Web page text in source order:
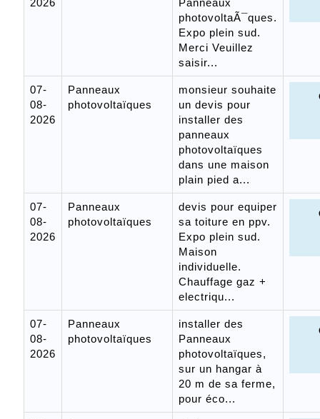
2026
Panneaux
photovoltaÃ¯ques.
Expo plein sud.
Merci Veuillez
saisir...
07-
08-
2026
Panneaux
photovoltaïques
monsieur souhaite
un devis pour
installer des
panneaux
photovoltaïques
dans une maison
plain pied a...
07-
08-
2026
Panneaux
photovoltaïques
devis pour equiper
sa toiture en ppv.
Expo plein sud.
Maison
individuelle.
Chauffage gaz +
electriqu...
07-
08-
2026
Panneaux
photovoltaïques
installer des
Panneaux
photovoltaïques,
sur un hangar à
20 m de sa ferme,
pour éco...